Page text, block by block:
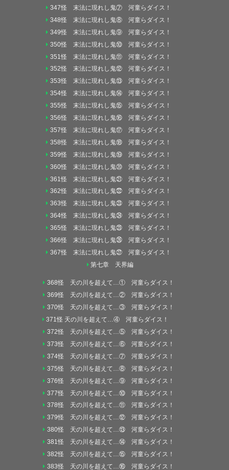
347怪 末法に現れし鬼⑦ 河童らダイス！
348怪 末法に現れし鬼⑧ 河童らダイス！
349怪 末法に現れし鬼⑨ 河童らダイス！
350怪 末法に現れし鬼⑩ 河童らダイス！
351怪 末法に現れし鬼⑪ 河童らダイス！
352怪 末法に現れし鬼⑫ 河童らダイス！
353怪 末法に現れし鬼⑬ 河童らダイス！
354怪 末法に現れし鬼⑭ 河童らダイス！
355怪 末法に現れし鬼⑮ 河童らダイス！
356怪 末法に現れし鬼⑯ 河童らダイス！
357怪 末法に現れし鬼⑰ 河童らダイス！
358怪 末法に現れし鬼⑱ 河童らダイス！
359怪 末法に現れし鬼⑲ 河童らダイス！
360怪 末法に現れし鬼⑳ 河童らダイス！
361怪 末法に現れし鬼㉑ 河童らダイス！
362怪 末法に現れし鬼㉒ 河童らダイス！
363怪 末法に現れし鬼㉓ 河童らダイス！
364怪 末法に現れし鬼㉔ 河童らダイス！
365怪 末法に現れし鬼㉕ 河童らダイス！
366怪 末法に現れし鬼㉖ 河童らダイス！
367怪 末法に現れし鬼㉗ 河童らダイス！
第七章 天界編
368怪 天の川を超えて…① 河童らダイス！
369怪 天の川を超えて…② 河童らダイス！
370怪 天の川を超えて…③ 河童らダイス！
371怪 天の川を超えて…④ 河童らダイス！
372怪 天の川を超えて…⑤ 河童らダイス！
373怪 天の川を超えて…⑥ 河童らダイス！
374怪 天の川を超えて…⑦ 河童らダイス！
375怪 天の川を超えて…⑧ 河童らダイス！
376怪 天の川を超えて…⑨ 河童らダイス！
377怪 天の川を超えて…⑩ 河童らダイス！
378怪 天の川を超えて…⑪ 河童らダイス！
379怪 天の川を超えて…⑫ 河童らダイス！
380怪 天の川を超えて…⑬ 河童らダイス！
381怪 天の川を超えて…⑭ 河童らダイス！
382怪 天の川を超えて…⑮ 河童らダイス！
383怪 天の川を超えて…⑯ 河童らダイス！